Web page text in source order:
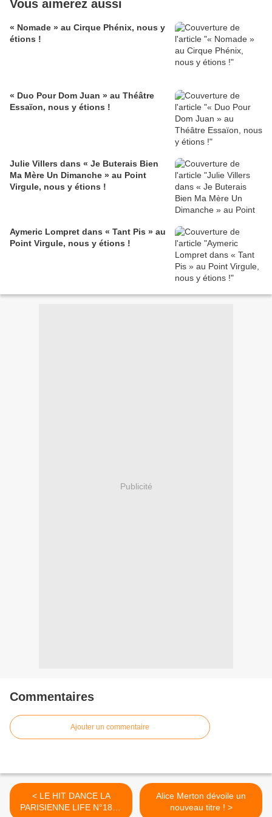
Vous aimerez aussi
« Nomade » au Cirque Phénix, nous y
étions !
« Duo Pour Dom Juan » au Théâtre
Essaïon, nous y étions !
Julie Villers dans « Je Buterais Bien
Ma Mère Un Dimanche » au Point
Virgule, nous y étions !
Aymeric Lompret dans « Tant Pis » au
Point Virgule, nous y étions !
Publicité
Commentaires
Ajouter un commentaire
< LE HIT DANCE LA
PARISIENNE LIFE N°189 -
Alice Merton dévoile un
nouveau titre ! >